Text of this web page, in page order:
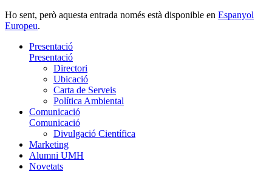
Ho sent, però aquesta entrada només està disponible en Espanyol
Europeu.
Presentació
Presentació
Directori
Ubicació
Carta de Serveis
Política Ambiental
Comunicació
Comunicació
Divulgació Científica
Marketing
Alumni UMH
Novetats